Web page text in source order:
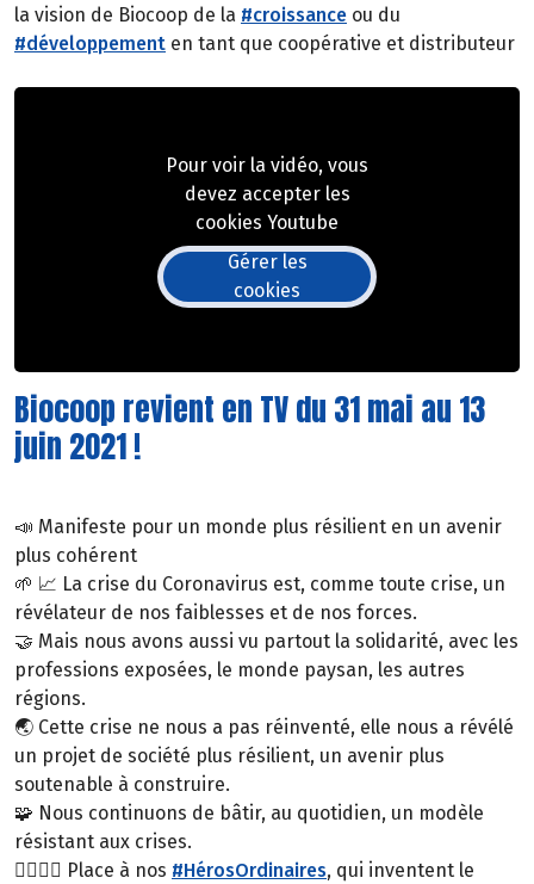
la vision de Biocoop de la #croissance ou du
#développement en tant que coopérative et distributeur
Pour voir la vidéo, vous
devez accepter les
cookies Youtube
Gérer les
cookies
Biocoop revient en TV du 31 mai au 13
juin 2021 !
📣 Manifeste pour un monde plus résilient en un avenir
plus cohérent
🌱 📈 La crise du Coronavirus est, comme toute crise, un
révélateur de nos faiblesses et de nos forces.
🤝 Mais nous avons aussi vu partout la solidarité, avec les
professions exposées, le monde paysan, les autres
régions.
🌏 Cette crise ne nous a pas réinventé, elle nous a révélé
un projet de société plus résilient, un avenir plus
soutenable à construire.
🧩 Nous continuons de bâtir, au quotidien, un modèle
résistant aux crises.
🦸‍♂️🦸‍♀️ Place à nos #HérosOrdinaires, qui inventent le